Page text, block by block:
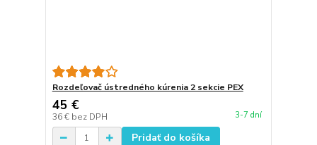
Rozdeľovač ústredného kúrenia 2 sekcie PEX
45 €
36 € bez DPH 3-7 dní
Pridať do košíka